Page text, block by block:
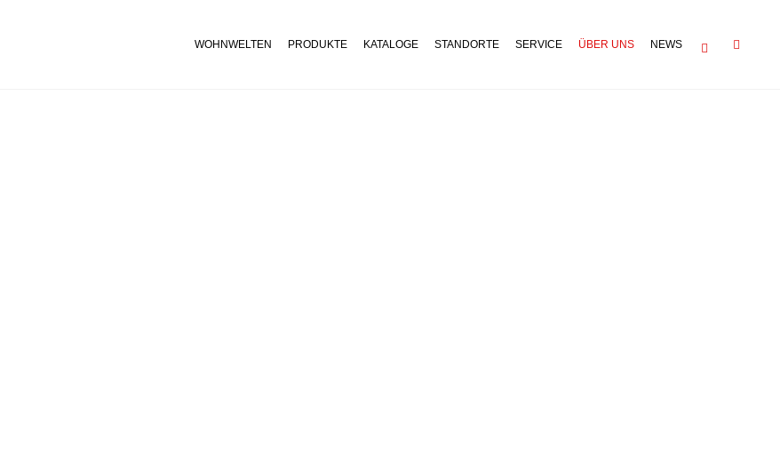
WOHNWELTEN PRODUKTE KATALOGE STANDORTE SERVICE ÜBER UNS NEWS